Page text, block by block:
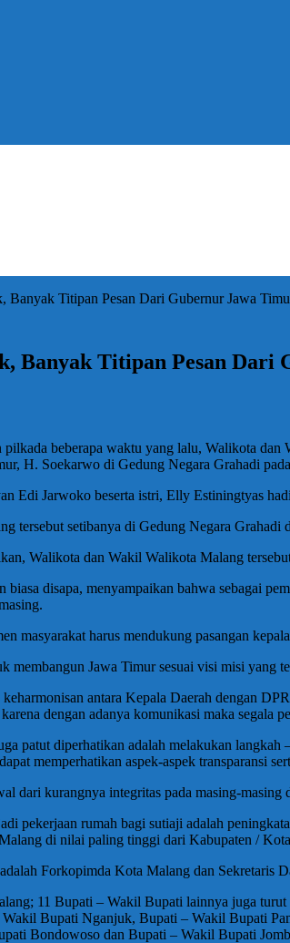
Banyak Titipan Pesan Dari Gubernur Jawa
Banyak Titipan Pesan Dari
pilkada beberapa waktu yang lalu, Walikota
H. Soekarwo di Gedung Negara Grahadi
Edi Jarwoko beserta istri, Elly Estiningtyas
tersebut setibanya di Gedung Negara
Walikota dan Wakil Walikota Malang
disapa, menyampaikan bahwa sebagai
masyarakat harus mendukung pasangan
membangun Jawa Timur sesuai visi misi
antara Kepala Daerah dengan
dengan adanya komunikasi maka segala
patut diperhatikan adalah melakukan
memperhatikan aspek-aspek transparansi
dari kurangnya integritas pada masing-masing
pekerjaan rumah bagi sutiaji adalah
di nilai paling tinggi dari Kabupaten /
Forkopimda Kota Malang dan Sekretaris
11 Bupati – Wakil Bupati lainnya juga
Bupati Nganjuk, Bupati – Wakil Bupati
Bondowoso dan Bupati – Wakil Bupati